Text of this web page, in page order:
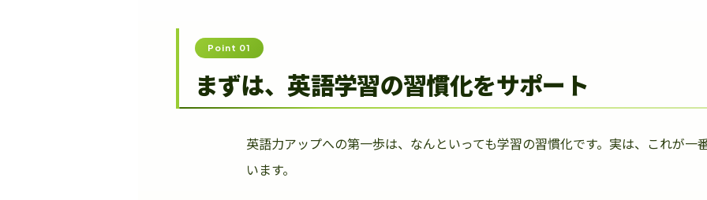
Point 01
まずは、英語学習の習慣化をサポート
英語力アップへの第一歩は、なんといっても学習の習慣化です。実は、これが一
います。